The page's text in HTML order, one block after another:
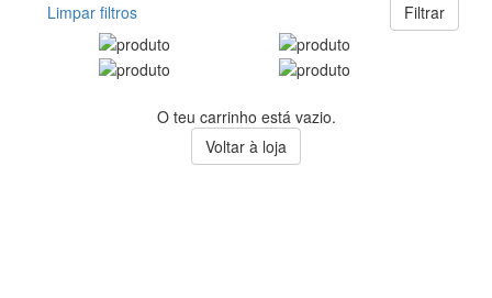
Limpar filtros Filtrar
O teu carrinho está vazio.
Voltar à loja